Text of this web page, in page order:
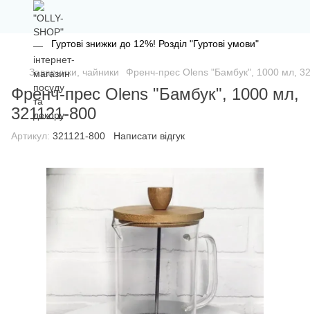
Гуртові знижки до 12%! Розділ "Гуртові умови"
Заварники, чайники Френч-прес Olens "Бамбук", 1000 мл,
Френч-прес Olens "Бамбук", 1000 мл,
321121-800
Артикул: 321121-800 Написати відгук